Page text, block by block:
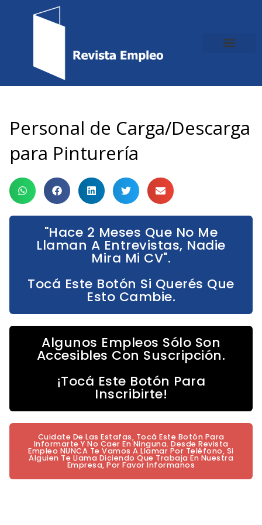
Personal de Carga/Descarga
para Pinturería
"Hace 2 Meses Que No Me
Llaman A Entrevistas, Nadie
Mira Mi CV".
Tocá Este Botón Si Querés Que
Esto Cambie.
Algunos Empleos Sólo Son
Accesibles Con Suscripción.
¡Tocá Este Botón Para
Inscribirte!
Cuidate De Las Estafas, Tocá Este Botón Para
Informarte Y No Caer En Ninguna. Desde Revista
Empleo NUNCA Te Vamos A Llamar Por Teléfono, Si
Alguien Te Llama Diciendo Que Trabaja En Nuestra
Empresa, Por Favor Informanos